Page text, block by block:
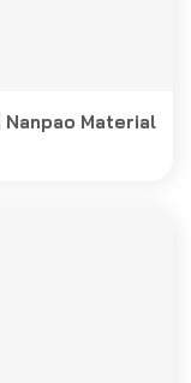
Nanpao Material